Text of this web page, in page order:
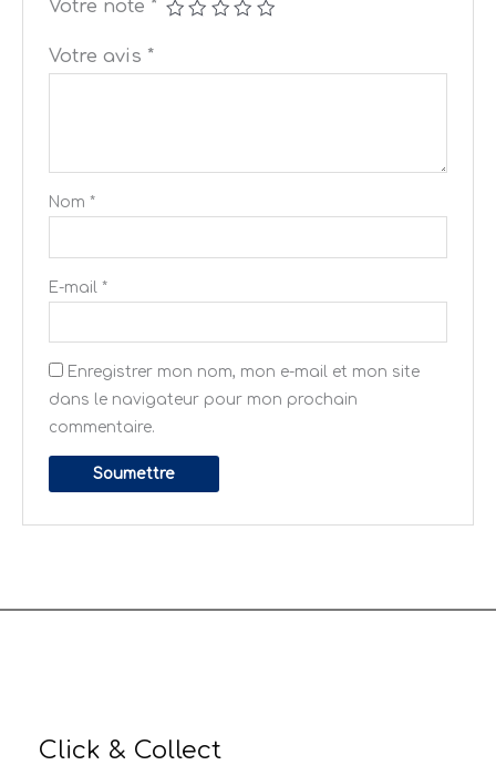
Votre note *
Votre avis *
Nom *
E-mail *
Enregistrer mon nom, mon e-mail et mon site
dans le navigateur pour mon prochain
commentaire.
Click & Collect